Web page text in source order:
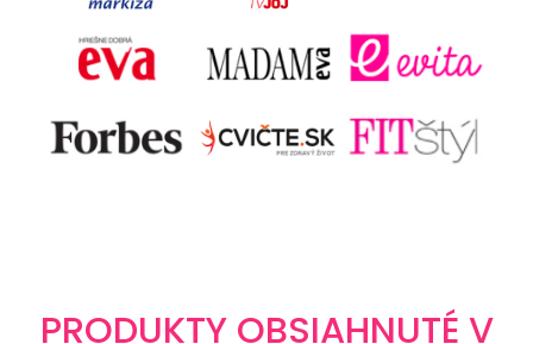
PRODUKTY OBSIAHNUTÉ V